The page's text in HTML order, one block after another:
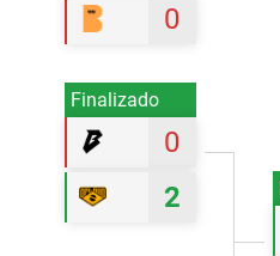
0
Finalizado
0
2